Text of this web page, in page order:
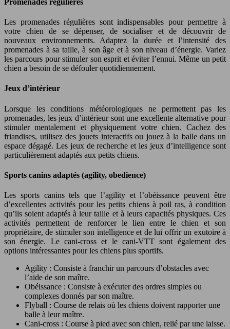
Les promenades régulières sont indispensables pour permettre à
votre chien de se dépenser, de socialiser et de découvrir de
nouveaux environnements. Adaptez la durée et l’intensité des
promenades à sa taille, à son âge et à son niveau d’énergie. Variez
les parcours pour stimuler son esprit et éviter l’ennui. Même un petit
chien a besoin de se défouler quotidiennement.
Jeux d’intérieur
Lorsque les conditions météorologiques ne permettent pas les
promenades, les jeux d’intérieur sont une excellente alternative pour
stimuler mentalement et physiquement votre chien. Cachez des
friandises, utilisez des jouets interactifs ou jouez à la balle dans un
espace dégagé. Les jeux de recherche et les jeux d’intelligence sont
particulièrement adaptés aux petits chiens.
Sports canins adaptés (agility, obedience)
Les sports canins tels que l’agility et l’obéissance peuvent être
d’excellentes activités pour les petits chiens à poil ras, à condition
qu’ils soient adaptés à leur taille et à leurs capacités physiques. Ces
activités permettent de renforcer le lien entre le chien et son
propriétaire, de stimuler son intelligence et de lui offrir un exutoire à
son énergie. Le cani-cross et le cani-VTT sont également des
options intéressantes pour les chiens plus sportifs.
Agility : Consiste à franchir un parcours d’obstacles avec
l’aide de son maître.
Obéissance : Consiste à exécuter des ordres simples ou
complexes donnés par son maître.
Flyball : Course de relais où les chiens doivent rapporter une
balle à leur maître.
Cani-cross : Course à pied avec son chien, relié par une laisse.